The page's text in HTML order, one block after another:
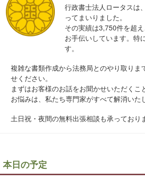
行政書士法人ロータスは
ってまいりました。
その実績は3,750件を超
お手伝いしています。特
す。
複雑な書類作成から法務局とのやり取り
せください。
まずはお客様のお話をお聞かせいただく
お悩みは、私たち専門家がすべて解消いた
土日祝・夜間の無料出張相談も承っており
本日の予定